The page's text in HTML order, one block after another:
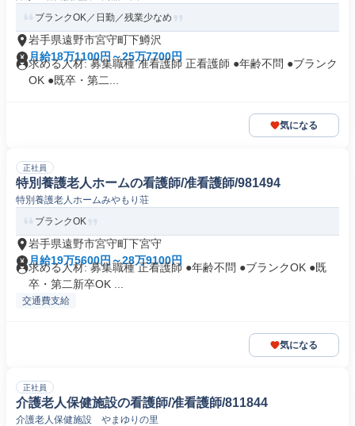
ブランクOK／日勤／残業少なめ
岩手県遠野市宮守町下鱒沢
月給18万1100円～25万7700円
求める人材: 募集職種 准看護師 正看護師 ●年齢不問 ●ブランク
OK ●既卒・第二...
気になる
正社員
特別養護老人ホームの看護師/准看護師/981494
特別養護老人ホームみやもり荘
ブランクOK
岩手県遠野市宮守町下宮守
月給19万5600円～28万9100円
求める人材: 募集職種 正看護師 ●年齢不問 ●ブランクOK ●既
卒・第二新卒OK ...
交通費支給
気になる
正社員
介護老人保健施設の看護師/准看護師/811844
介護老人保健施設 やまゆりの里